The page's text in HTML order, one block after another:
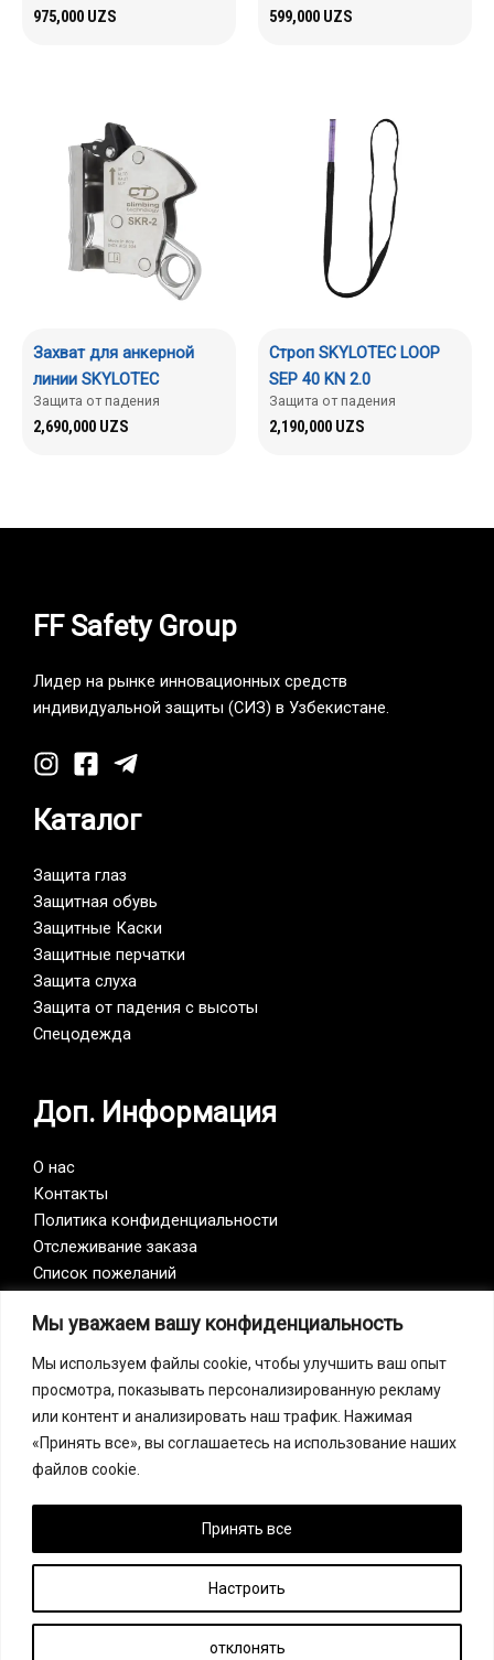
Мы уважаем вашу конфиденциальность
Мы используем файлы cookie, чтобы улучшить ваш опыт
просмотра, показывать персонализированную рекламу
или контент и анализировать наш трафик. Нажимая
«Принять все», вы соглашаетесь на использование наших
файлов cookie.
Настроить
отклонять
Принять все
975,000 UZS 599,000 UZS
Захват для анкерной
линии SKYLOTEC
Защита от падения
2,690,000 UZS
Строп SKYLOTEC LOOP
SEP 40 KN 2.0
Защита от падения
2,190,000 UZS
FF Safety Group
Лидер на рынке инновационных средств
индивидуальной защиты (СИЗ) в Узбекистане.
Каталог
Защита глаз
Защитная обувь
Защитные Каски
Защитные перчатки
Защита слуха
Защита от падения с высоты
Спецодежда
Доп. Информация
О нас
Контакты
Политика конфиденциальности
Отслеживание заказа
Список пожеланий
Vision Zero
Наша компания является участником инициативы
Vision Zero. Vision Zero — это качественно новый
подход к организации профилактики, объединяющий
три направления – безопасность, гигиену труда и
благополучие работников на всех уровнях
Copyright © 2026 Спецодежда, СИЗ, спецобувь в Узбекистане |
FF Safety Group